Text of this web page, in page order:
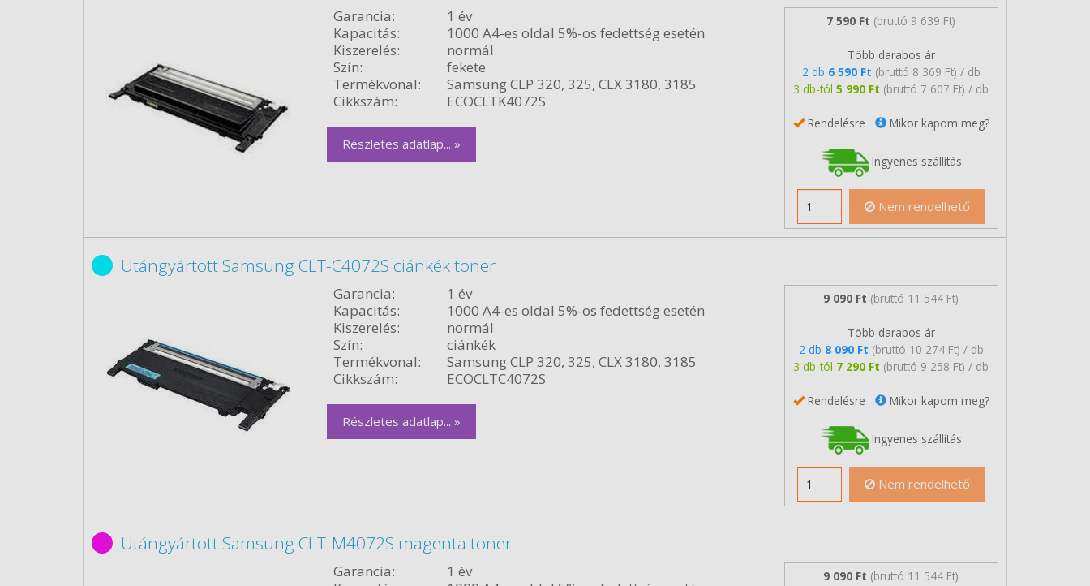
Garancia:
1 év
Kapacitás:
1000 A4-es oldal 5%-os fedettség esetén
Kiszerelés:
normál
Szín:
fekete
Termékvonal:
Samsung CLP 320, 325, CLX 3180, 3185
Cikkszám:
ECOCLTK4072S
Részletes adatlap... »
7 590 Ft (bruttó 9 639 Ft)
Több darabos ár
2 db 6 590 Ft (bruttó 8 369 Ft) / db
3 db-tól5 990 Ft (bruttó 7 607 Ft) / db
Rendelésre Mikor kapom meg?
Ingyenes szállítás
Nem rendelhető
Utángyártott Samsung CLT-C4072S ciánkék toner
Garancia:
1 év
Kapacitás:
1000 A4-es oldal 5%-os fedettség esetén
Kiszerelés:
normál
Szín:
ciánkék
Termékvonal:
Samsung CLP 320, 325, CLX 3180, 3185
Cikkszám:
ECOCLTC4072S
Részletes adatlap... »
9 090 Ft (bruttó 11 544 Ft)
Több darabos ár
2 db 8 090 Ft (bruttó 10 274 Ft) / db
3 db-tól 7 290 Ft (bruttó 9 258 Ft) / db
Rendelésre Mikor kapom meg?
Ingyenes szállítás
Nem rendelhető
Utángyártott Samsung CLT-M4072S magenta toner
Garancia:
1 év
9 090 Ft (bruttó 11 544 Ft)